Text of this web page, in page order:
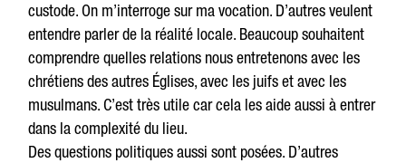
custode. On m’interroge sur ma vocation. D’autres veulent
entendre parler de la réalité locale. Beaucoup souhaitent
comprendre quelles relations nous entretenons avec les
chrétiens des autres Églises, avec les juifs et avec les
musulmans. C’est très utile car cela les aide aussi à entrer
dans la complexité du lieu.
Des questions politiques aussi sont posées. D’autres